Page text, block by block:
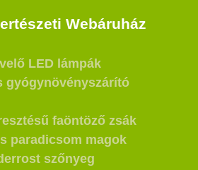
Webáruház
LED lámpák
gyógynövényszárító
faöntöző zsák
paradicsom magok
szőnyeg